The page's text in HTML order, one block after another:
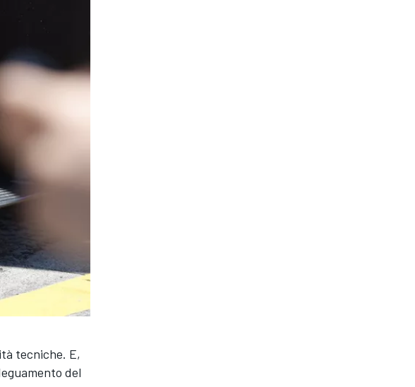
tecniche. E,
del